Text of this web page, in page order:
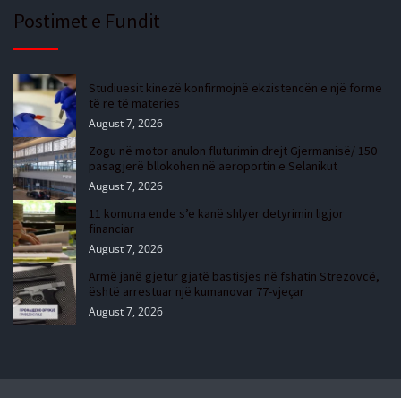
Postimet e Fundit
Studiuesit kinezë konfirmojnë ekzistencën e një forme
të re të materies
August 7, 2026
Zogu në motor anulon fluturimin drejt Gjermanisë/ 150
pasagjerë bllokohen në aeroportin e Selanikut
August 7, 2026
11 komuna ende s’e kanë shlyer detyrimin ligjor
financiar
August 7, 2026
Armë janë gjetur gjatë bastisjes në fshatin Strezovcë,
është arrestuar një kumanovar 77-vjeçar
August 7, 2026